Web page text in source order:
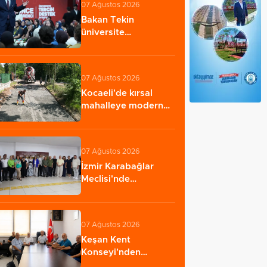
07 Ağustos 2026
Bakan Tekin
üniversite
paylaştı…
07 Ağustos 2026
Kocaeli'de kırsal
mahalleye modern
07 Ağustos 2026
İzmir Karabağlar
Meclisi'nde
şekillendi…
07 Ağustos 2026
Keşan Kent
Konseyi'nden